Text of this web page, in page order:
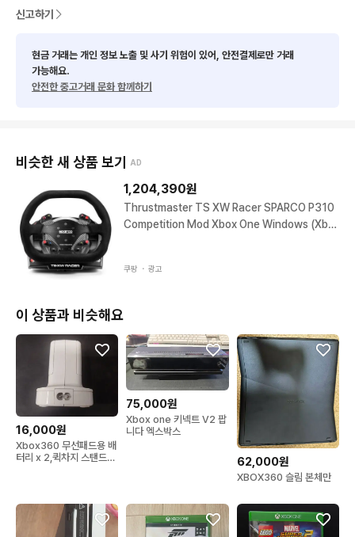
신고하기
현금 거래는 개인 정보 노출 및 사기 위험이 있어, 안전결제로만 거래
가능해요.
안전한 중고거래 문화 함께하기
비슷한 새 상품 보기 AD
1,204,390원
Thrustmaster TS XW Racer SPARCO P310
Competition Mod Xbox One Windows (Xbo
쿠팡 ・ 광고
이 상품과 비슷해요
16,000원
Xbox360 무선패드용 배
터리 x 2,퀵차지 스탠드
75,000원
Xbox one 키넥트 V2 팝
니다 엑스박스
62,000원
XBOX360 슬림 본체만